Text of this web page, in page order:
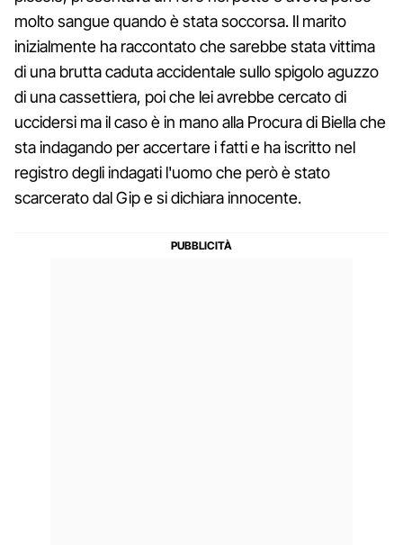
molto sangue quando è stata soccorsa. Il marito
inizialmente ha raccontato che sarebbe stata vittima
di una brutta caduta accidentale sullo spigolo aguzzo
di una cassettiera, poi che lei avrebbe cercato di
uccidersi ma il caso è in mano alla Procura di Biella che
sta indagando per accertare i fatti e ha iscritto nel
registro degli indagati l'uomo che però è stato
scarcerato dal Gip e si dichiara innocente.